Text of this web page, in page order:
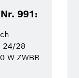
991:
24/28
W ZWBR